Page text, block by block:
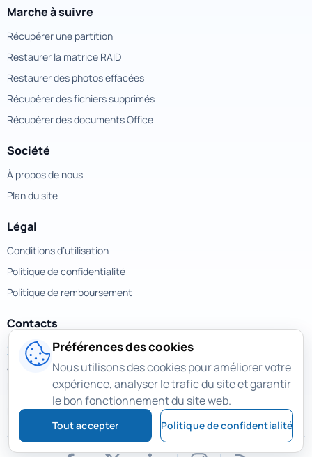
Marche à suivre
Récupérer une partition
Restaurer la matrice RAID
Restaurer des photos effacées
Récupérer des fichiers supprimés
Récupérer des documents Office
Société
À propos de nous
Plan du site
Légal
Conditions d’utilisation
Politique de confidentialité
Politique de remboursement
Contacts
support@magicuneraser.com
Velyka Vasylkivska street, 77a
Kyiv, Ukraine
Plus de contacts >
Préférences des cookies
Nous utilisons des cookies pour améliorer votre
expérience, analyser le trafic du site et garantir
le bon fonctionnement du site web.
Tout accepter Politique de confidentialité